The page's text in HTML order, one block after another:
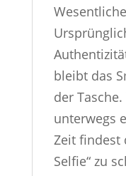
bleibt das
der
unterwegs
Zeit findest
Selfie“ zu